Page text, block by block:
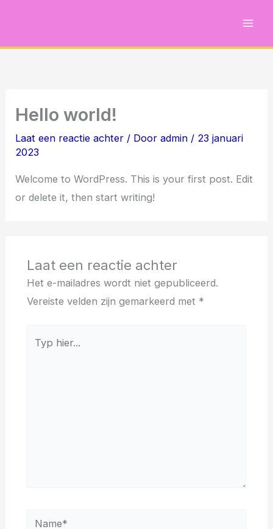
de
Hello world!
Laat een reactie achter / Dooradmin / 23 januari
2023
Welcome to WordPress. This is your first post. Edit
or delete it, then start writing!
Laat een reactie achter
Het e-mailadres wordt niet gepubliceerd.
Vereiste velden zijn gemarkeerd met *
hier...
Name*